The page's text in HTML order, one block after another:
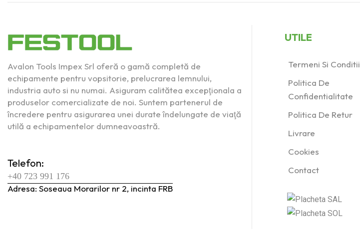
Avalon Tools Impex Srl oferă o gamă completă de
echipamente pentru vopsitorie, prelucrarea lemnului,
industria auto si nu numai. Asiguram calitătea excepţionala a
produselor comercializate de noi. Suntem partenerul de
încredere pentru asigurarea unei durate îndelungate de viaţă
utilă a echipamentelor dumneavoastră.
Telefon:
+40 723 991 176
Adresa: Soseaua Morarilor nr 2, incinta FRB
UTILE
Termeni Si Conditii
Politica De
Confidentialitate
Politica De Retur
Livrare
Cookies
Contact